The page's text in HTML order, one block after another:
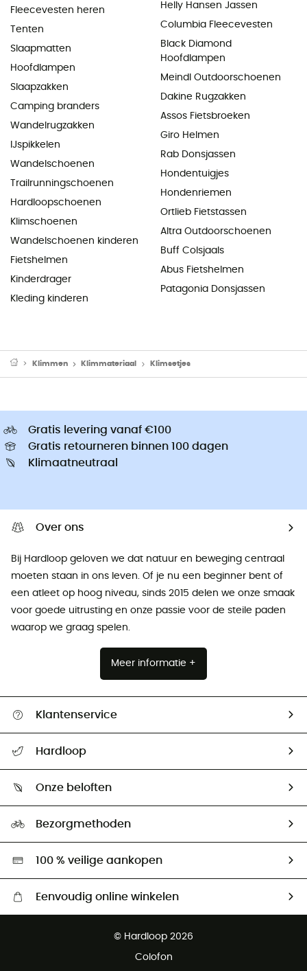
Fleecevesten heren
Tenten
Slaapmatten
Hoofdlampen
Slaapzakken
Camping branders
Wandelrugzakken
IJspikkelen
Wandelschoenen
Trailrunningschoenen
Hardloopschoenen
Klimschoenen
Wandelschoenen kinderen
Fietshelmen
Kinderdrager
Kleding kinderen
Helly Hansen Jassen
Columbia Fleecevesten
Black Diamond
Hoofdlampen
Meindl Outdoorschoenen
Dakine Rugzakken
Assos Fietsbroeken
Giro Helmen
Rab Donsjassen
Hondentuigjes
Hondenriemen
Ortlieb Fietstassen
Altra Outdoorschoenen
Buff Colsjaals
Abus Fietshelmen
Patagonia Donsjassen
Klimmen Klimmateriaal Klimsetjes
Gratis levering vanaf €100
Gratis retourneren binnen 100 dagen
Klimaatneutraal
Over ons
Bij Hardloop geloven we dat natuur en beweging centraal
moeten staan ​​in ons leven. Of je nu een beginner bent of
een atleet op hoog niveau, sinds 2015 delen we onze smaak
voor goede uitrusting en onze passie voor de steile paden
waarop we graag spelen.
Meer informatie +
Klantenservice
Mijn zending volgen
Retourzendingen & Terugbetalingen
Hardloop
Ambassadeurs
Onze beloften
Hardgreen
Bezorgmethoden
100 % veilige aankopen
Eenvoudig online winkelen
Gratis retourneren binnen 100 dagen
© Hardloop 2026
Colofon